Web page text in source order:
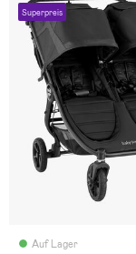
Superpreis
Auf Lager